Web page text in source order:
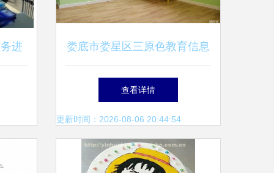
进 娄底市娄星区三原色教育信息
咨询 深耕教育服务，点亮成
长之路
查看详情
更新时间：2026-08-06 20:44:54